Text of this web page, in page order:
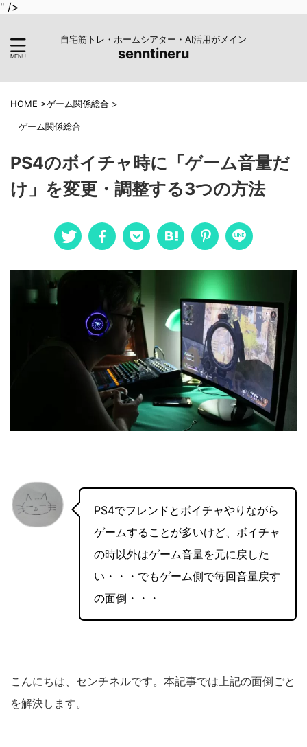
" />
自宅筋トレ・ホームシアター・AI活用がメイン
senntineru
HOME >ゲーム関係総合 >
ゲーム関係総合
PS4のボイチャ時に「ゲーム音量だ
け」を変更・調整する3つの方法
PS4でフレンドとボイチャやりながら
ゲームすることが多いけど、ボイチャ
の時以外はゲーム音量を元に戻した
い・・・でもゲーム側で毎回音量戻す
の面倒・・・
こんにちは、センチネルです。本記事では上記の面倒ごと
を解決します。